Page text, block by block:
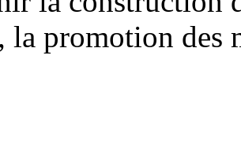
la promotion des